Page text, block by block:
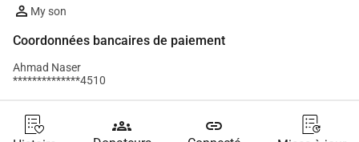
My son
Coordonnées bancaires de paiement
Ahmad Naser
**************4510
groups link